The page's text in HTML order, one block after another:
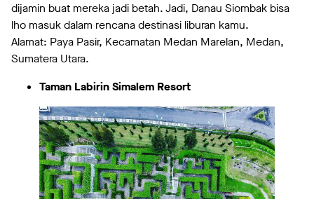
dijamin buat mereka jadi betah. Jadi, Danau Siombak bisa
lho masuk dalam rencana destinasi liburan kamu.
Alamat: Paya Pasir, Kecamatan Medan Marelan, Medan,
Sumatera Utara.
Taman Labirin Simalem Resort